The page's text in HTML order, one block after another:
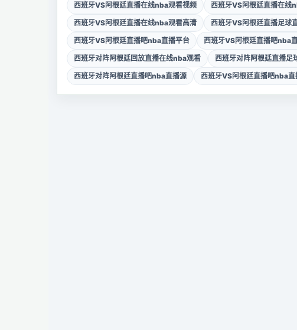
西班牙VS阿根廷直播在线nba观看视频 西班牙VS阿根廷直播在线
西班牙VS阿根廷直播在线nba观看高清
西班牙VS阿根廷直播足球
西班牙VS阿根廷直播吧nba直播平台
西班牙VS阿根廷直播吧nba
西班牙对阵阿根廷回放直播在线nba观看
西班牙对阵阿根廷直播足
西班牙对阵阿根廷直播吧nba直播源
西班牙VS阿根廷直播吧nba直